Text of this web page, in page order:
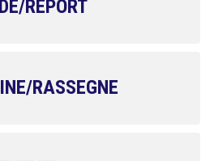
REPORT
RASSEGNE